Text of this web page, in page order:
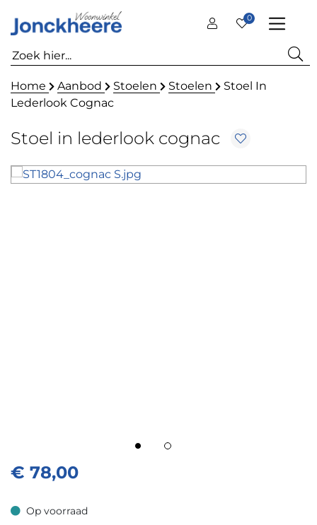
0
Home Aanbod Stoelen Stoelen
Stoel In
Lederlook Cognac
Stoel in lederlook cognac
€ 78,00
Op voorraad
Op voorraad